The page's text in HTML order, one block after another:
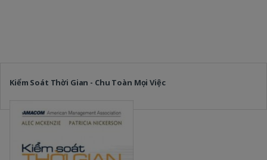
Kiểm Soát Thời Gian - Chu Toàn Mọi Việc